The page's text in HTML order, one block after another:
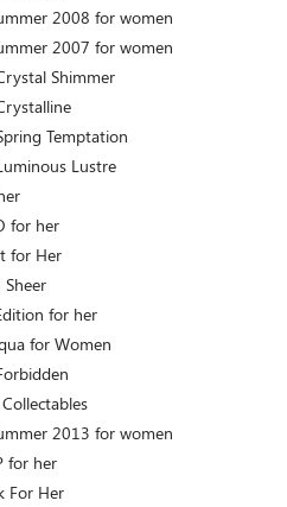
2008 for women
2007 for women
Shimmer
Temptation
Lustre
for her
for Her
Sheer
for her
for Women
2013 for women
for her
For Her